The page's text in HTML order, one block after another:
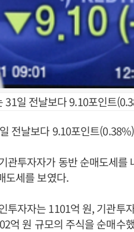
일 전날보다 9.10포인트
전날보다 9.10포인트
관투자자가 동반 순매도세
도세를 보였다.
투자자는 1101억 원, 기관투
억 원 규모의 주식을 순매수